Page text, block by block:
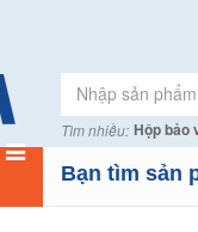
Tìm nhiều: Hộp bảo
Bạn tìm sản